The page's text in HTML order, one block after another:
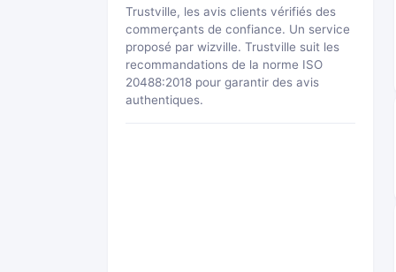
Trustville, les avis clients vérifiés des
commerçants de confiance. Un service
proposé par wizville. Trustville suit les
recommandations de la norme ISO
20488:2018 pour garantir des avis
authentiques.